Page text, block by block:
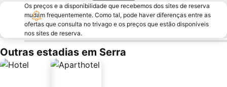
Os preços e a disponibilidade que recebemos dos sites de reserva
mudam frequentemente. Como tal, pode haver diferenças entre as
ofertas que consulta no trivago e os preços que estão disponíveis
nos sites de reserva.
Outras estadias em Serra